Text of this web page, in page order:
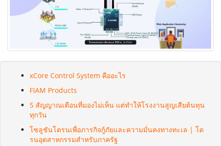
xCore Control System คืออะไร
FIAM Products
5 สัญญาณเตือนที่มองไม่เห็น แต่ทำให้โรงงานสูญเสียต้นทุน
ทุกวัน
โซลูชันโดรนเพื่อภารกิจกู้ภัยและความมั่นคงทางทะเล | โด
รนอุตสาหกรรมสำหรับภาครัฐ